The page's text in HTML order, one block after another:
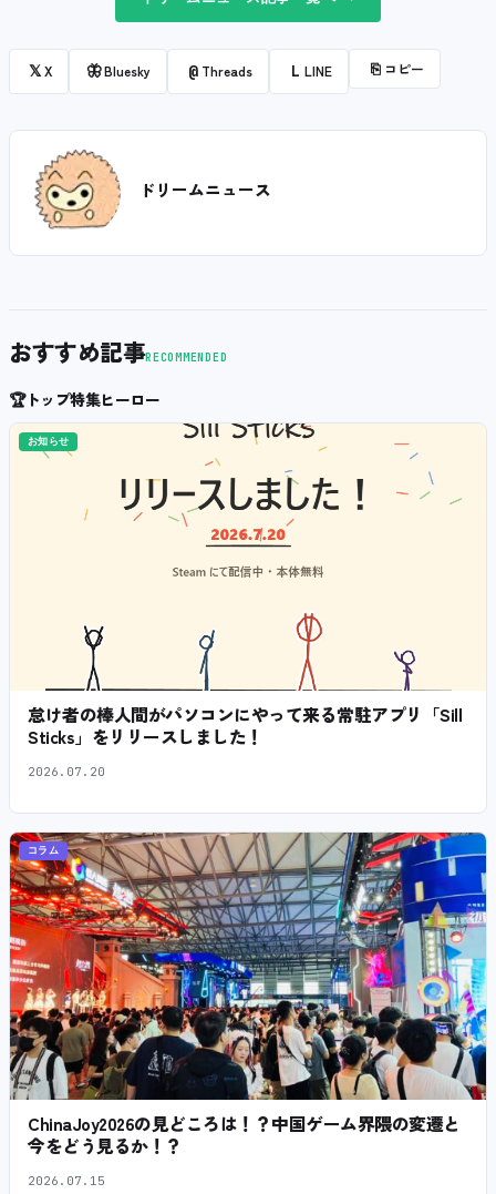
𝕏X 🦋Bluesky @ Threads L LINE ⎘ コピー
ドリームニュース
おすすめ記事RECOMMENDED
🏆トップ特集ヒーロー
お知らせ
怠け者の棒人間がパソコンにやって来る常駐アプリ「Sill
Sticks」をリリースしました！
2026.07.20
コラム
ChinaJoy2026の見どころは！？中国ゲーム界隈の変遷と
今をどう見るか！？
2026.07.15